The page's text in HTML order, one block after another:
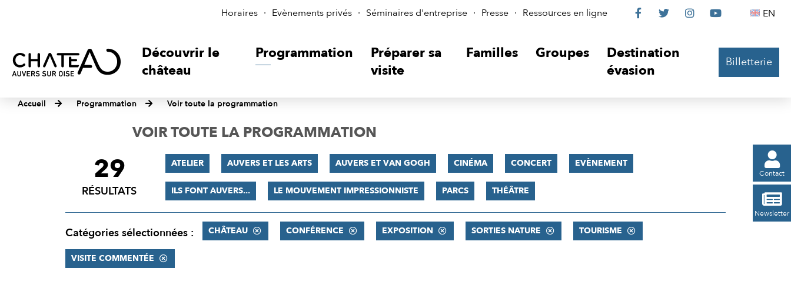
Horaires Evènements privés Séminaires d'entreprise Presse Ressources en ligne
Le
sur

Le

Le

Le
 EN
Découvrir le
château
Programmation
Préparer sa
visite
Familles Groupes
Destination
évasion
Billetterie
Accueil Programmation Voir toute la programmation

Contact

Newsletter
VOIR TOUTE LA PROGRAMMATION
FILTRER
RÉSULTATS
29
RÉSULTATS
ATELIER AUVERS ET LES ARTS AUVERS ET VAN GOGH CINÉMA CONCERT EVÈNEMENT
ILS FONT AUVERS... LE MOUVEMENT IMPRESSIONNISTE PARCS THÉÂTRE
Catégories sélectionnées : CHÂTEAU CONFÉRENCE EXPOSITION SORTIES NATURE TOURISME
VISITE COMMENTÉE